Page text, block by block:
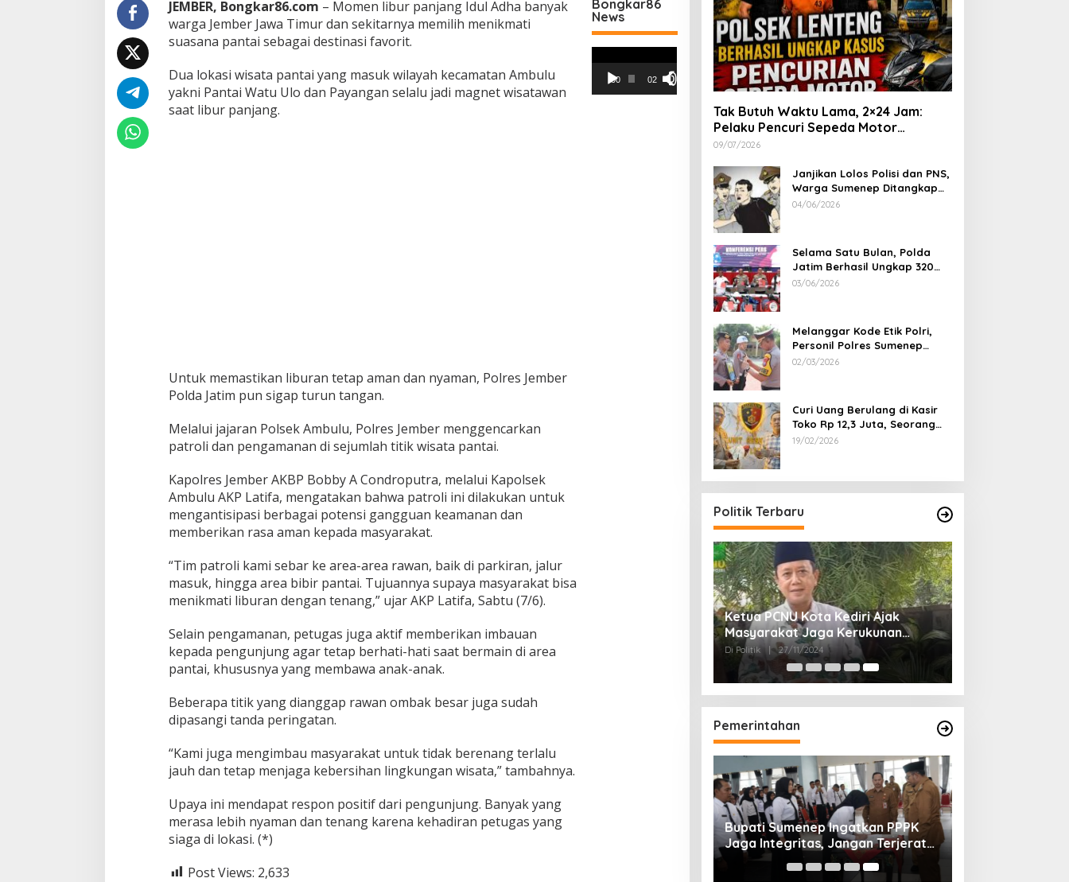
a
k
a
P
e
r
s
t
a
a
n
i
JEMBER, Bongkar86.com – Momen libur panjang Idul Adha banyak
warga Jember Jawa Timur dan sekitarnya memilih menikmati
suasana pantai sebagai destinasi favorit.
Dua lokasi wisata pantai yang masuk wilayah kecamatan Ambulu
yakni Pantai Watu Ulo dan Payangan selalu jadi magnet wisatawan
saat libur panjang.
Untuk memastikan liburan tetap aman dan nyaman, Polres Jember
Polda Jatim pun sigap turun tangan.
Melalui jajaran Polsek Ambulu, Polres Jember menggencarkan
patroli dan pengamanan di sejumlah titik wisata pantai.
Kapolres Jember AKBP Bobby A Condroputra, melalui Kapolsek
Ambulu AKP Latifa, mengatakan bahwa patroli ini dilakukan untuk
mengantisipasi berbagai potensi gangguan keamanan dan
memberikan rasa aman kepada masyarakat.
“Tim patroli kami sebar ke area-area rawan, baik di parkiran, jalur
masuk, hingga area bibir pantai. Tujuannya supaya masyarakat bisa
menikmati liburan dengan tenang,” ujar AKP Latifa, Sabtu (7/6).
Selain pengamanan, petugas juga aktif memberikan imbauan
kepada pengunjung agar tetap berhati-hati saat bermain di area
pantai, khususnya yang membawa anak-anak.
Beberapa titik yang dianggap rawan ombak besar juga sudah
dipasangi tanda peringatan.
“Kami juga mengimbau masyarakat untuk tidak berenang terlalu
jauh dan tetap menjaga kebersihan lingkungan wisata,” tambahnya.
Upaya ini mendapat respon positif dari pengunjung. Banyak yang
merasa lebih nyaman dan tenang karena kehadiran petugas yang
siaga di lokasi. (*)
Post Views: 2,633
Bongkar86
News
Video
00:00 02:42
Tak Butuh Waktu Lama, 2×24 Jam:
Pelaku Pencuri Sepeda Motor
Langsung Diringkus Polsek Lenteng di
09/07/2026
Janjikan Lolos Polisi dan PNS,
Warga Sumenep Ditangkap
Polres Sampang, Korban Rugi
04/06/2026
Selama Satu Bulan, Polda
Jatim Berhasil Ungkap 320
Kasus Kejahatan Jalanan, BB
03/06/2026
Melanggar Kode Etik Polri,
Personil Polres Sumenep
Dipecat
02/03/2026
Curi Uang Berulang di Kasir
Toko Rp 12,3 Juta, Seorang
Pemuda Diamankan Tim
19/02/2026
Politik Terbaru
Berjalan Damai, Gus Rozin:
Cerminan Kedewasaan Politik
Pamekasan, Pasangan Kharisma
Deklarasi Kemenangan
Di Politik 27/11/2024
002 Desa Aengbaja Raja,
Berharap Pilkada Berjalan Damai
Di Politik | 27/11/2024
Ketua PCNU Kota Kediri Ajak
Masyarakat Jaga Kerukunan
Gunakan Hak Pilih di Pilkada 2024
Di Politik | 27/11/2024
Pemerintahan
Kepedulian Pengusaha Properti
Naik Status Tipe B, RSUD dr Moh
Anwar Sumenep Jadi Rumah Sakit
Bupati Sumenep Resmi Lantik
Bupati Sumenep Ingatkan PPPK
Jaga Integritas, Jangan Terjerat
Perselingkuhan dan Judi Online